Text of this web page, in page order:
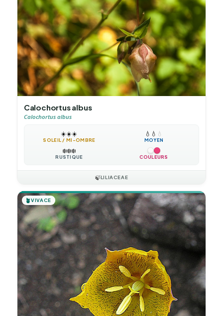
Calochortus albus
Calochortus albus
☀️☀️☀️
SOLEIL / MI-OMBRE
💧 💧 💧
MOYEN
❄️❄️❄️
RUSTIQUE COULEURS
🍃LILIACEAE
🪴VIVACE